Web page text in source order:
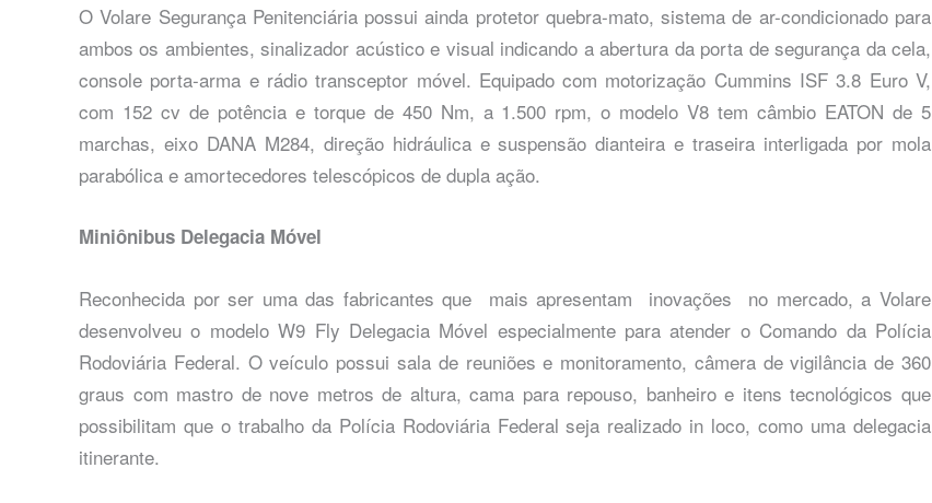
O Volare Segurança Penitenciária possui ainda protetor quebra-mato, sistema de ar-condicionado para
ambos os ambientes, sinalizador acústico e visual indicando a abertura da porta de segurança da cela,
console porta-arma e rádio transceptor móvel. Equipado com motorização Cummins ISF 3.8 Euro V,
com 152 cv de potência e torque de 450 Nm, a 1.500 rpm, o modelo V8 tem câmbio EATON de 5
marchas, eixo DANA M284, direção hidráulica e suspensão dianteira e traseira interligada por mola
parabólica e amortecedores telescópicos de dupla ação.
Miniônibus Delegacia Móvel
Reconhecida por ser uma das fabricantes que mais apresentam inovações no mercado, a Volare
desenvolveu o modelo W9 Fly Delegacia Móvel especialmente para atender o Comando da Polícia
Rodoviária Federal. O veículo possui sala de reuniões e monitoramento, câmera de vigilância de 360
graus com mastro de nove metros de altura, cama para repouso, banheiro e itens tecnológicos que
possibilitam que o trabalho da Polícia Rodoviária Federal seja realizado in loco, como uma delegacia
itinerante.